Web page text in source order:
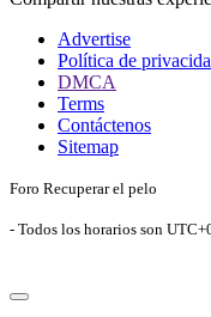
Advertise
Política de
DMCA
Terms
Contáctenos
Sitemap
Foro Recuperar el pelo
- Todos los horarios son